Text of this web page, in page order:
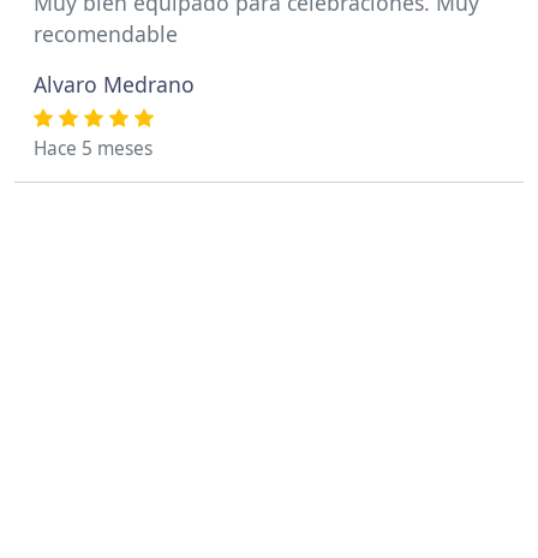
recomendable
Alvaro Medrano
Hace 5 meses